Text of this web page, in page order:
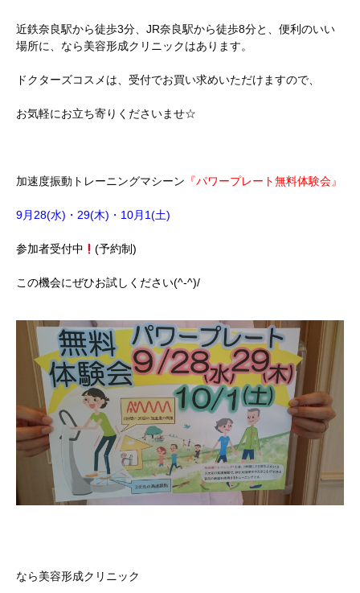
近鉄奈良駅から徒歩3分、JR奈良駅から徒歩8分と、便利のいい
場所に、なら美容形成クリニックはあります。
ドクターズコスメは、受付でお買い求めいただけますので、
お気軽にお立ち寄りくださいませ☆
加速度振動トレーニングマシーン 『パワープレート無料体験会』
9月28(水)・29(木)・10月1(土)
参加者受付中 (予約制)
この機会にぜひお試しください(^-^)/
なら美容形成クリニック